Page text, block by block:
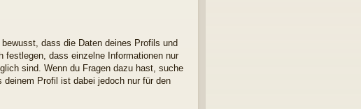
dass die Daten deines Profils und
festlegen, dass einzelne Informationen nur
sind. Wenn du Fragen dazu hast, suche
Profil ist dabei jedoch nur für den